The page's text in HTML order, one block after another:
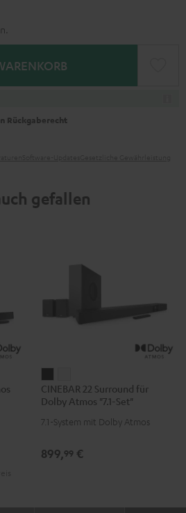
Rückgaberecht
gefallen
22
Surround
für
Atmos
22
Surround
für
Atmos
CINEBAR 22 Surround für
Dolby Atmos "7.1-Set"
7.1-System mit Dolby Atmos
899,99 €